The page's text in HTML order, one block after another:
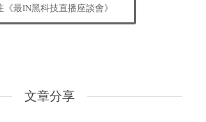
《最IN黑科技直播座談會》
文章分享